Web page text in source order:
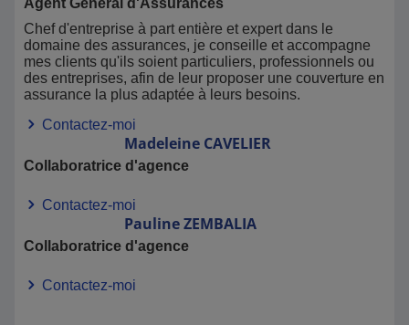
Agent Général d'Assurances
Chef d'entreprise à part entière et expert dans le
domaine des assurances, je conseille et accompagne
mes clients qu'ils soient particuliers, professionnels ou
des entreprises, afin de leur proposer une couverture en
assurance la plus adaptée à leurs besoins.
Contactez-moi
Madeleine CAVELIER
Collaboratrice d'agence
Contactez-moi
PaulineZEMBALIA
Collaboratrice d'agence
Contactez-moi